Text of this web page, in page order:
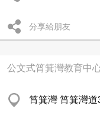
分享給朋友
公文式筲箕灣教育中
筲箕灣 筲箕灣